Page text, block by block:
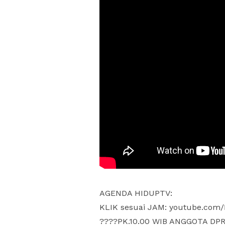
AGENDA HIDUPTV:
KLIK sesuai JAM:
????️PK.10.00 WIB ANGGOTA